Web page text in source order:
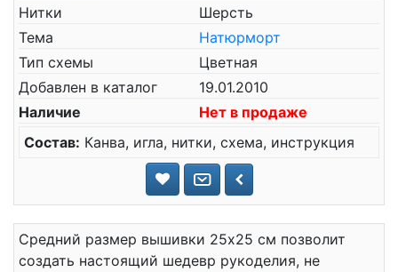
Нитки
Шерсть
Тема
Натюрморт
Тип схемы
Цветная
Добавлен в каталог
19.01.2010
Наличие
Нет в продаже
Состав: Канва, игла, нитки, схема, инструкция
Средний размер вышивки 25x25 см позволит
создать настоящий шедевр рукоделия, не